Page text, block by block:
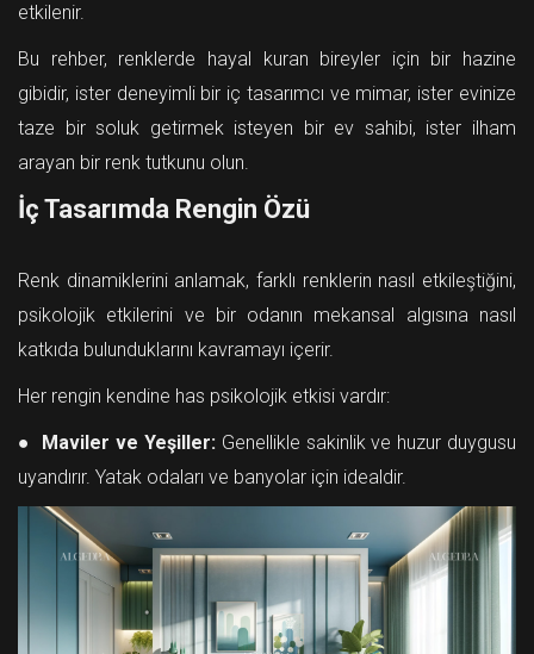
etkilenir.
Bu rehber, renklerde hayal kuran bireyler için bir hazine
gibidir, ister deneyimli bir iç tasarımcı ve mimar, ister evinize
taze bir soluk getirmek isteyen bir ev sahibi, ister ilham
arayan bir renk tutkunu olun.
İç Tasarımda Rengin Özü
Renk dinamiklerini anlamak, farklı renklerin nasıl etkileştiğini,
psikolojik etkilerini ve bir odanın mekansal algısına nasıl
katkıda bulunduklarını kavramayı içerir.
Her rengin kendine has psikolojik etkisi vardır:
● Maviler ve Yeşiller: Genellikle sakinlik ve huzur duygusu
uyandırır. Yatak odaları ve banyolar için idealdir.